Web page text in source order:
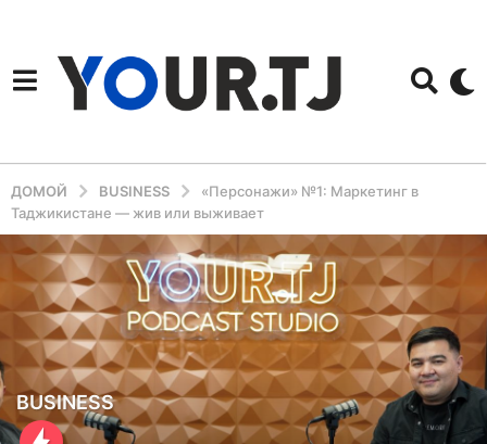
ДОМОЙ BUSINESS
«Персонажи» №1: Маркетинг в
Таджикистане — жив или выживает
1
г
BUSINESS